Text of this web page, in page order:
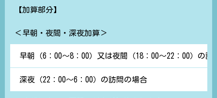
【加算部分】
＜早朝・夜間・深夜加算＞
早朝（6：00～8：00）又は夜間（18：00～22：00）の訪
深夜（22：00～6：00）の訪問の場合